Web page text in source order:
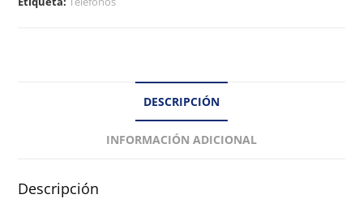
DESCRIPCIÓN
INFORMACIÓN ADICIONAL
Descripción